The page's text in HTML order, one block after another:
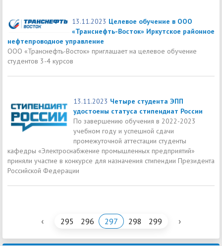
13.11.2023 Целевое обучение в ООО
«Транснефть-Восток» Иркутское районное
нефтепроводное управление
ООО «Транснефть-Восток» приглашает на целевое обучение
студентов 3-4 курсов
13.11.2023 Четыре студента ЭПП
удостоены статуса стипендиат России
По завершению обучения в 2022-2023
учебном году и успешной сдачи
промежуточной аттестации студенты
кафедры «Электроснабжение промышленных предприятий»
приняли участие в конкурсе для назначения стипендии Президента
Российской Федерации
‹ 295 296 297 298 299 ›